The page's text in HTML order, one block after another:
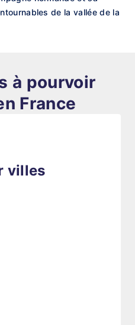
de la vallée de la
à pourvoir
France
villes